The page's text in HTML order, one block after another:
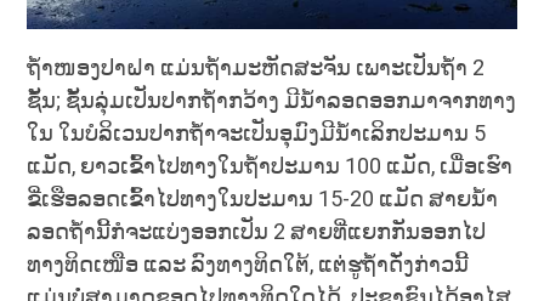
ຖ້ຳໜອງປາຝາ ແມ່ນຖ້ຳມະຫັດສະຈັນ ເພາະເປັນຖ້ຳ 2
ຊັ້ນ; ຊັ້ນລຸ່ມເປັນປາກຖ້ຳກວ້າງ ມີນ້ຳລອດອອກມາຈາກທາງ
ໃນ ໃນບໍລິເວນປາກຖ້ຳຈະເປັນອຸມົງມີນ້ຳເລິກປະມານ 5
ແມັດ, ຍາວເຂົ້າໄປທາງໃນຖ້ຳປະມານ 100 ແມັດ, ເມື່ອເຮົາ
ຂີ່ເຮືອລອດເຂົ້າໄປທາງໃນປະມານ 15-20 ແມັດ ສາຍນ້ຳ
ລອດຖ້ຳນີ້ກໍຈະແບ່ງອອກເປັນ 2 ສາຍທີ່ແຍກກັນອອກໄປ
ທາງທິດເໜືອ ແລະ ລົງທາງທິດໃຕ້, ແຕ່ຮູຖ້ຳດັ່ງກ່າວນີ້